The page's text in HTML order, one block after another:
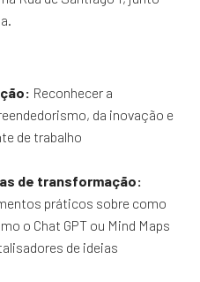
Reconhecer a
da inovação e
de trabalho
de transformação:
práticos sobre como
o Chat GPT ou Mind Maps
de ideias